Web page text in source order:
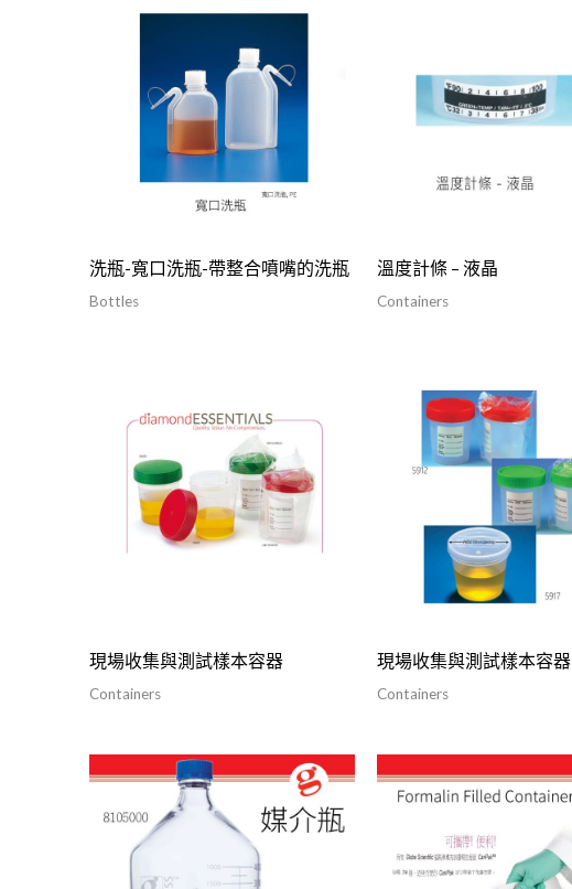
洗瓶-寬口洗瓶-帶整合噴嘴的洗瓶
Bottles
溫度計條 – 液晶
Containers
現場收集與測試樣本容器
Containers
現場收集與測試樣本容器
Containers